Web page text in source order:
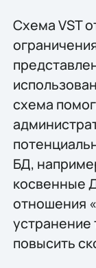
Схема VST
схема
БД,
косвенные
отношения
устранение
повысить